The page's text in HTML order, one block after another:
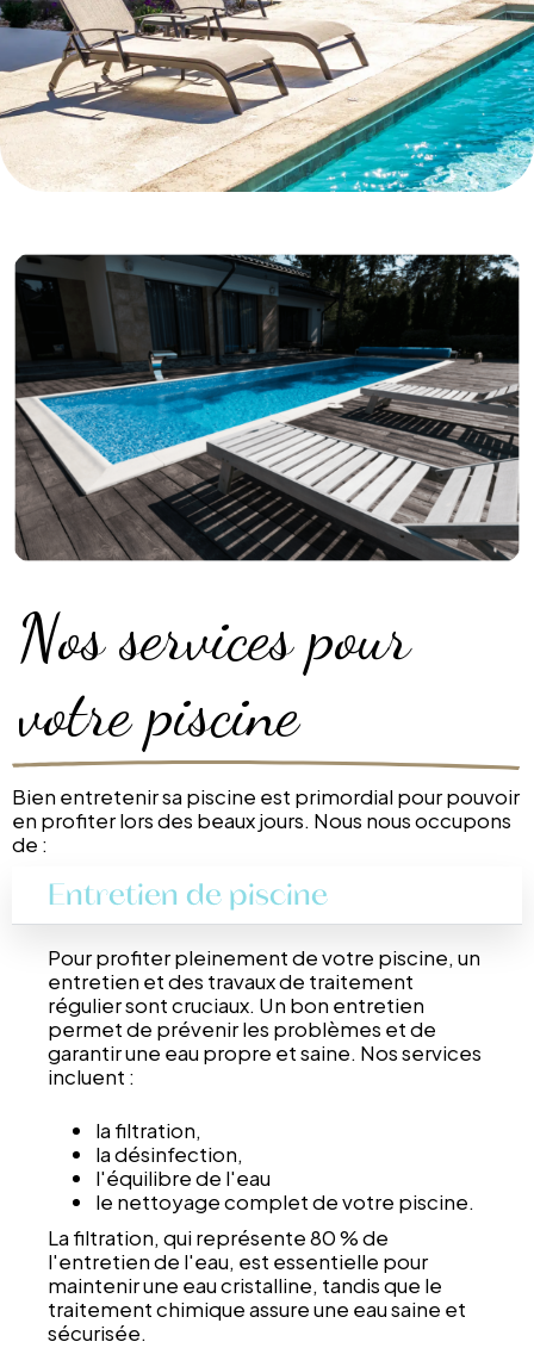
Nos services pour
votre piscine
Bien entretenir sa piscine est primordial pour pouvoir
en profiter lors des beaux jours. Nous nous occupons
de :
Entretien de piscine
Pour profiter pleinement de votre piscine, un
entretien et des travaux de traitement
régulier sont cruciaux. Un bon entretien
permet de prévenir les problèmes et de
garantir une eau propre et saine. Nos services
incluent :
la filtration,
la désinfection,
l'équilibre de l'eau
le nettoyage complet de votre piscine.
La filtration, qui représente 80 % de
l'entretien de l'eau, est essentielle pour
maintenir une eau cristalline, tandis que le
traitement chimique assure une eau saine et
sécurisée.